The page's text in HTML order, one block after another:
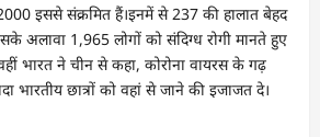
इससे संक्रमित हैं।इनमें से 237 की हालात बेहद
अलावा 1,965 लोगों को संदिग्ध रोगी मानते हुए
भारत ने चीन से कहा, कोरोना वायरस के गढ़
भारतीय छात्रों को वहां से जाने की इजाजत दे।